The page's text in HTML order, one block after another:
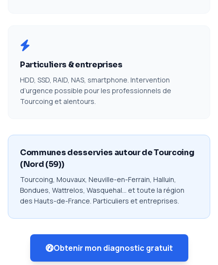
Particuliers & entreprises
HDD, SSD, RAID, NAS, smartphone. Intervention
d’urgence possible pour les professionnels de
Tourcoing et alentours.
Communes desservies autour de Tourcoing
(Nord (59))
Tourcoing, Mouvaux, Neuville-en-Ferrain, Halluin,
Bondues, Wattrelos, Wasquehal… et toute la région
des Hauts-de-France. Particuliers et entreprises.
Obtenir mon diagnostic gratuit